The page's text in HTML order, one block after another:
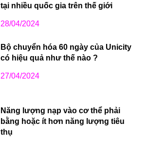
tại nhiều quốc gia trên thế giới
28/04/2024
Bộ chuyển hóa 60 ngày của Unicity
có hiệu quả như thế nào ?
27/04/2024
Năng lượng nạp vào cơ thể phải
bằng hoặc ít hơn năng lượng tiêu
thụ